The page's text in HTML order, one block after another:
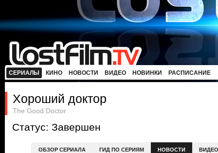
СЕРИАЛЫ КИНО НОВОСТИ ВИДЕО НОВИНКИ РАСПИСАНИЕ
Хороший доктор
The Good Doctor
Статус: Завершен
ОБЗОР СЕРИАЛА ГИД ПО СЕРИЯМ НОВОСТИ ВИДЕО